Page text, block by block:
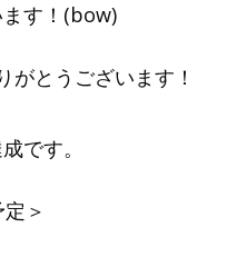
す！(bow)
がとうございます！
です。
＞